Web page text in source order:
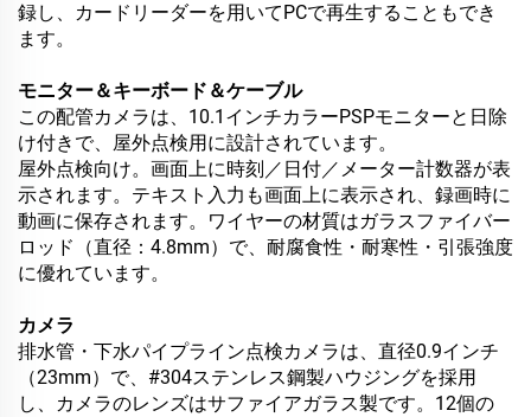
録し、カードリーダーを用いてPCで再生することもでき
ます。
モニター＆キーボード＆ケーブル
この配管カメラは、10.1インチカラーPSPモニターと日除
け付きで、屋外点検用に設計されています。
屋外点検向け。画面上に時刻／日付／メーター計数器が表
示されます。テキスト入力も画面上に表示され、録画時に
動画に保存されます。ワイヤーの材質はガラスファイバー
ロッド（直径：4.8mm）で、耐腐食性・耐寒性・引張強度
に優れています。
カメラ
排水管・下水パイプライン点検カメラは、直径0.9インチ
（23mm）で、#304ステンレス鋼製ハウジングを採用
し、カメラのレンズはサファイアガラス製です。12個の